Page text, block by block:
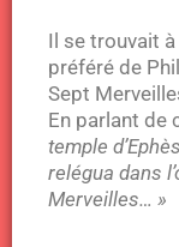
Il se trouvait
préféré de
Sept
En parlant de
temple
relégua dans
Merveilles… »